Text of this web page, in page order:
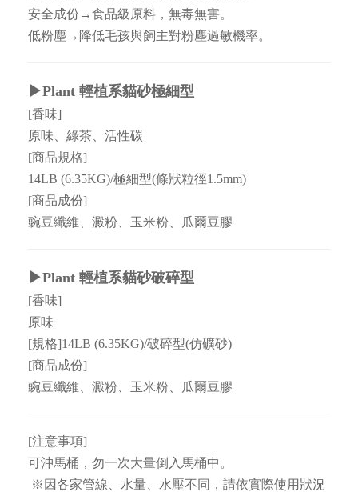
安全成份→食品級原料，無毒無害。
低粉塵→降低毛孩與飼主對粉塵過敏機率。
▶Plant 輕植系貓砂極細型
[香味]
原味、綠茶、活性碳
[商品規格]
14LB (6.35KG)/極細型(條狀粒徑1.5mm)
[商品成份]
豌豆纖維、澱粉、玉米粉、瓜爾豆膠
▶Plant 輕植系貓砂破碎型
[香味]
原味
[規格]14LB (6.35KG)/破碎型(仿礦砂)
[商品成份]
豌豆纖維、澱粉、玉米粉、瓜爾豆膠
[注意事項]
可沖馬桶，勿一次大量倒入馬桶中。
※因各家管線、水量、水壓不同，請依實際使用狀況